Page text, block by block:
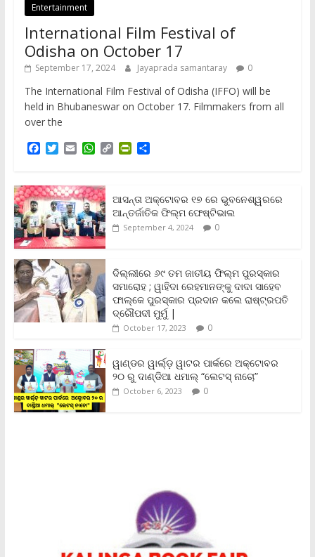
Entertainment
International Film Festival of
Odisha on October 17
September 17, 2024 Jayaprada samantaray 0
The International Film Festival of Odisha (IFFO) will be
held in Bhubaneswar on October 17. Filmmakers from all
over the
F
e
b
o
o
k
T
t
t
e
r
E
i
l
W
t
s
A
p
p
C
L
i
n
k
P
t
F
r
i
d
l
y
S
e
ଆସନ୍ତା ଅକ୍ଟୋବର ୧୭ ରେ ଭୁବନେଶ୍ୱରରେ
ଆନ୍ତର୍ଜାତିକ ଫିଲ୍ମ ଫେଷ୍ଟିଭାଲ
September 4, 2024 0
ଦିଲ୍ଲୀରେ ୬୯ ତମ ଜାତୀୟ ଫିଲ୍ମ ପୁରସ୍କାର
ସମାରୋହ ; ୱାହିଦା ରେହମାନଙ୍କୁ ଦାଦା ସାହେବ
ଫାଲ୍‌କେ ପୁରସ୍କାର ପ୍ରଦାନ କଲେ ରାଷ୍ଟ୍ରପତି
ଦ୍ରୌପଦୀ ମୁର୍ମୁ |
October 17, 2023 0
ୱାଣ୍ଡର ୱାର୍ଲ୍‌ଡ଼ ୱାଟର ପାର୍କରେ ଅକ୍ଟୋବର
୨୦ ରୁ ଦାଣ୍ଡିଆ ଧମାଲ୍ “ଲେଟସ୍ ନାଚୋ”
October 6, 2023 0